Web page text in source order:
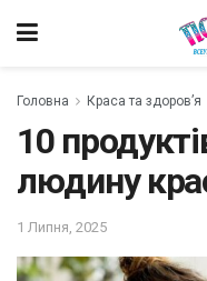
Головна Краса та здоров’я
10
людину
1 Липня, 2025